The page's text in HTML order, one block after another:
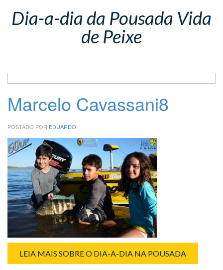
Dia-a-dia da Pousada Vida
de Peixe
Marcelo Cavassani8
POSTADO POR EDUARDO,
LEIA MAIS SOBRE O DIA-A-DIA NA POUSADA